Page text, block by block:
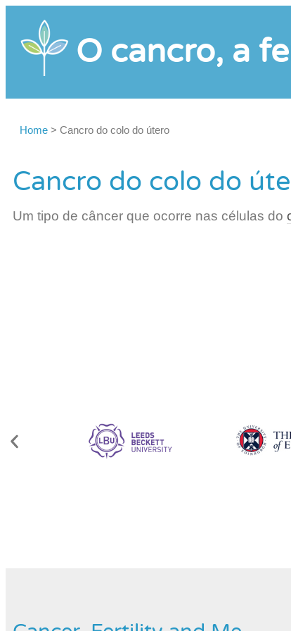
O cancro, a
Home > Cancro do colo do útero
Cancro do colo do
Um tipo de câncer que ocorre nas células do